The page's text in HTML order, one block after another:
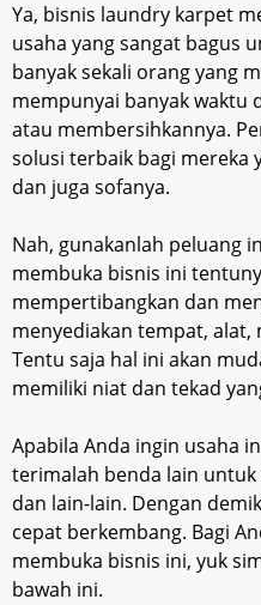
Ya, bisnis laundry karpet
usaha yang sangat bagus
banyak sekali orang yang
mempunyai banyak waktu
atau membersihkannya.
solusi terbaik bagi mereka
dan juga sofanya.
Nah, gunakanlah peluang
membuka bisnis ini
mempertibangkan dan
menyediakan tempat, alat,
Tentu saja hal ini akan
memiliki niat dan tekad
Apabila Anda ingin usaha
terimalah benda lain
dan lain-lain. Dengan
cepat berkembang. Bagi
membuka bisnis ini, yuk
bawah ini.